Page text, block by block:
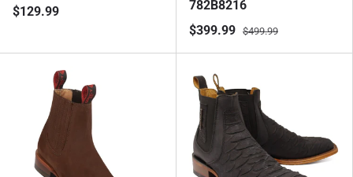
$129.99
782B8216
$399.99 $499.99